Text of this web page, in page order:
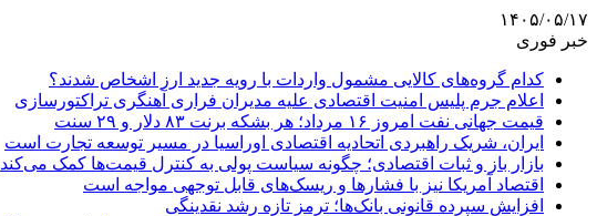
۱۴۰۵/۰۵/۱۷
خبر فوری
کدام گروه‌های کالایی مشمول واردات با رویه جدید ارز اشخاص شدند؟
اعلام جرم پلیس امنیت اقتصادی علیه مدیران فراری آهنگری تراکتورسازی
قیمت جهانی نفت امروز ۱۶ مرداد؛ هر بشکه برنت ۸۳ دلار و ۲۹ سنت
ایران، شریک راهبردی اتحادیه اقتصادی اوراسیا در مسیر توسعه تجارت است
بازار باز و ثبات اقتصادی؛ چگونه سیاست پولی به کنترل قیمت‌ها کمک می‌کند
اقتصاد آمریکا نیز با فشارها و ریسک‌های قابل توجهی مواجه است
افزایش سپرده قانونی بانک‌ها؛ ترمز تازه رشد نقدینگی